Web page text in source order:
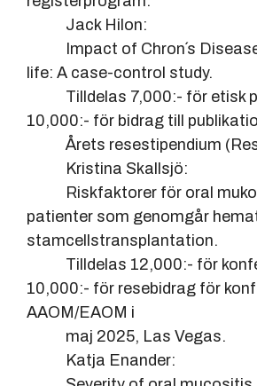
Jack Hilon:
Impact of Chron´s Disease
life: A case-control study.
Tilldelas 7,000:- för etisk
10,000:- för bidrag till
Årets resestipendium
Kristina Skallsjö:
Riskfaktorer för oral
patienter som genomgår
stamcellstransplantation.
Tilldelas 12,000:- för
10,000:- för resebidrag för
AAOM/EAOM i
maj 2025, Las Vegas.
Katja Enander: